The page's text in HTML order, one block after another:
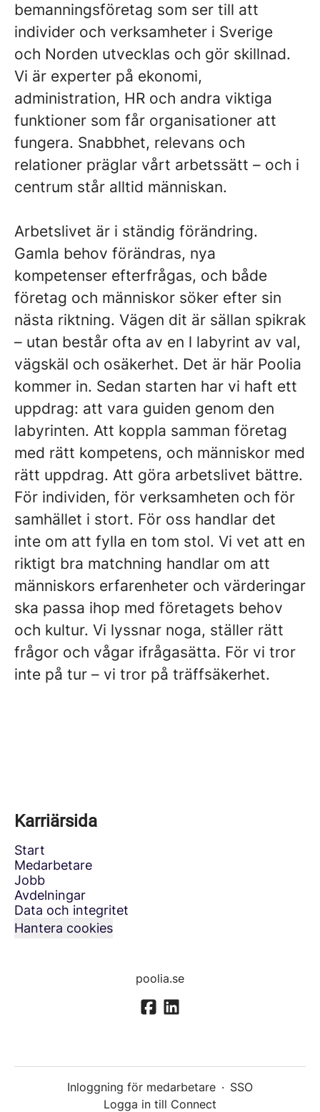
bemanningsföretag som ser till att
individer och verksamheter i Sverige
och Norden utvecklas och gör skillnad.
Vi är experter på ekonomi,
administration, HR och andra viktiga
funktioner som får organisationer att
fungera. Snabbhet, relevans och
relationer präglar vårt arbetssätt – och i
centrum står alltid människan.
Arbetslivet är i ständig förändring.
Gamla behov förändras, nya
kompetenser efterfrågas, och både
företag och människor söker efter sin
nästa riktning. Vägen dit är sällan spikrak
– utan består ofta av en l labyrint av val,
vägskäl och osäkerhet. Det är här Poolia
kommer in. Sedan starten har vi haft ett
uppdrag: att vara guiden genom den
labyrinten. Att koppla samman företag
med rätt kompetens, och människor med
rätt uppdrag. Att göra arbetslivet bättre.
För individen, för verksamheten och för
samhället i stort. För oss handlar det
inte om att fylla en tom stol. Vi vet att en
riktigt bra matchning handlar om att
människors erfarenheter och värderingar
ska passa ihop med företagets behov
och kultur. Vi lyssnar noga, ställer rätt
frågor och vågar ifrågasätta. För vi tror
inte på tur – vi tror på träffsäkerhet.
Karriärsida
Start
Medarbetare
Jobb
Avdelningar
Data och integritet
Hantera cookies
poolia.se
Inloggning för medarbetare · SSO
Logga in till Connect